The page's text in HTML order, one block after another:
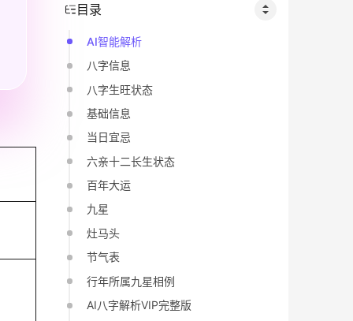
目录
AI智能解析
八字信息
八字生旺状态
基础信息
当日宜忌
六亲十二长生状态
百年大运
九星
灶马头
节气表
行年所属九星相例
AI八字解析VIP完整版